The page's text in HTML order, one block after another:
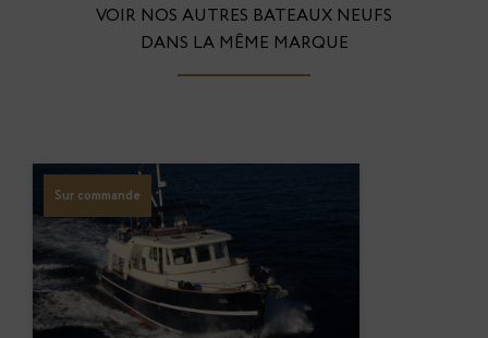
VOIR NOS AUTRES BATEAUX NEUFS
DANS LA MÊME MARQUE
Sur commande